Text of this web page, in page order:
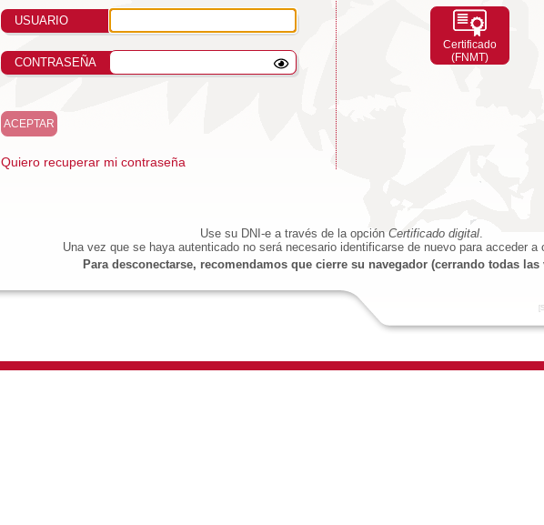
USUARIO
CONTRASEÑA
Quiero recuperar mi contraseña
Certificado
(FNMT)
Use su DNI-e a través de la opción Certificado digital.
Una vez que se haya autenticado no será necesario identificarse de nuevo para acceder a
Para desconectarse, recomendamos que cierre su navegador (cerrando todas las